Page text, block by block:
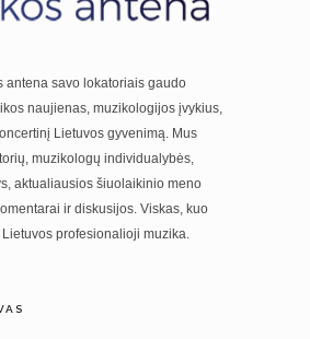
antena savo lokatoriais gaudo
naujienas, muzikologijos įvykius,
Lietuvos gyvenimą. Mus
muzikologų individualybės,
aktualiausios šiuolaikinio meno
ir diskusijos. Viskas, kuo
profesionalioji muzika.